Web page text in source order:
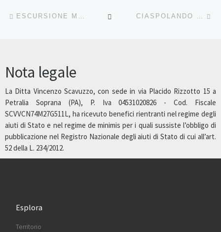
Navigazione articoli
ESCURSIONE MONTE SAN SALVATORE – 20/08/2019 RITORNA ALLA LISTA
CIASPOLANDO SUI MADONITI MONTI – 18, 19, 25 E 26 GENNAIO 2020
Nota legale
La Ditta Vincenzo Scavuzzo, con sede in via Placido Rizzotto 15 a
Petralia Soprana (PA), P. Iva 04531020826 - Cod. Fiscale
SCVVCN74M27G511L, ha ricevuto benefici rientranti nel regime degli
aiuti di Stato e nel regime de minimis per i quali sussiste l’obbligo di
pubblicazione nel Registro Nazionale degli aiuti di Stato di cui all’art.
52 della L. 234/2012.
Esplora
Territorio